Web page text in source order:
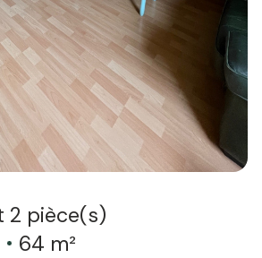
destinée à une mise en vente, une
pour connaitre la valeur de votre
immobilier. Pour cela nous étudions
de votre bien, maison,
pour une valorisation juste
2 pièce(s)
64 m²